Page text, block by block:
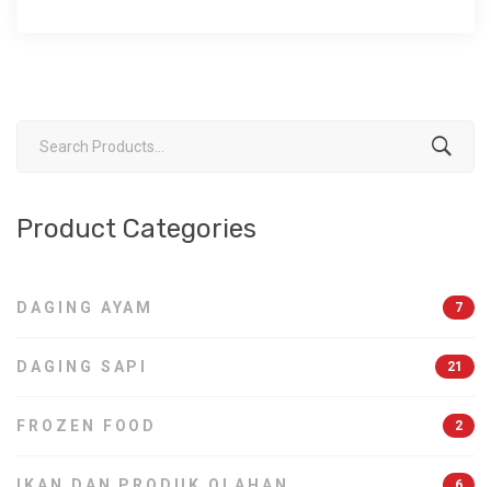
Product Categories
DAGING AYAM 7
DAGING SAPI 21
FROZEN FOOD 2